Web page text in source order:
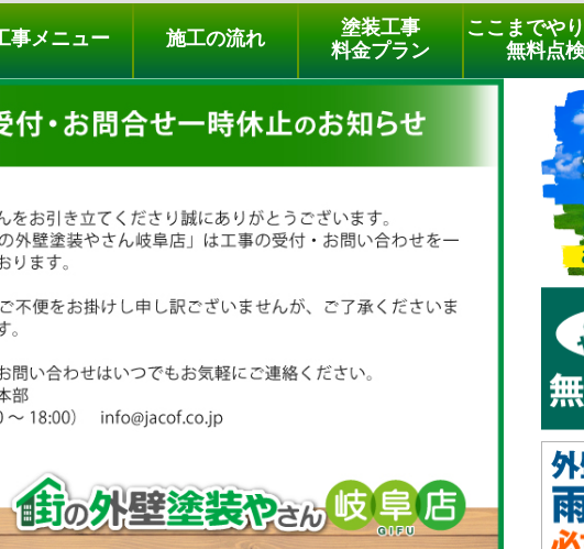
料金プラン 無料点検
電話でのご相談
[9時～18時ま
phone03-3779-
事メニュー 施工の流れ
塗装工事
料金プラン
ここまでや
無料点検